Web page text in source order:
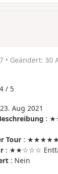
• Geändert: 30
4 / 5
Aug 2021
:
Tour : ★★★★★
: ★★☆☆☆
: Nein